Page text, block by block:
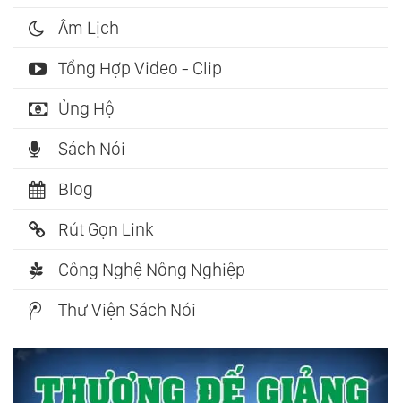
Âm Lịch
Tổng Hợp Video - Clip
Ủng Hộ
Sách Nói
Blog
Rút Gọn Link
Công Nghệ Nông Nghiệp
Thư Viện Sách Nói